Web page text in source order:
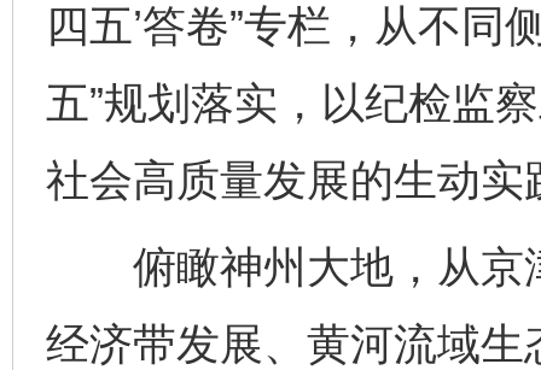
四五’答卷”专栏，从不同
五”规划落实，以纪检监
社会高质量发展的生动实
俯瞰神州大地，从京
经济带发展、黄河流域